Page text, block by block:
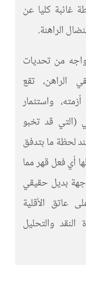
غائبة كليا عن
الراهنة.
من تحديات
الراهن، تقع
واستثمار
(التي قد تخبو
لحظة ما بتدفق
أي فعل قهر مما
بديل حقيقي
عاتق الأقلية
النقد والتحليل